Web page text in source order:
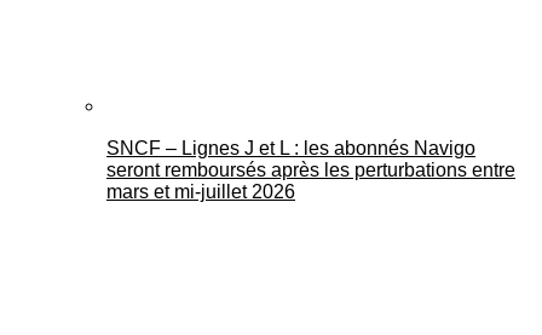
SNCF – Lignes J et L : les abonnés Navigo
seront remboursés après les perturbations entre
mars et mi-juillet 2026